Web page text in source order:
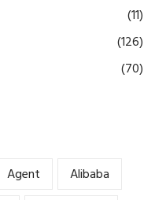
(11)
(126)
(70)
Agent
Alibaba